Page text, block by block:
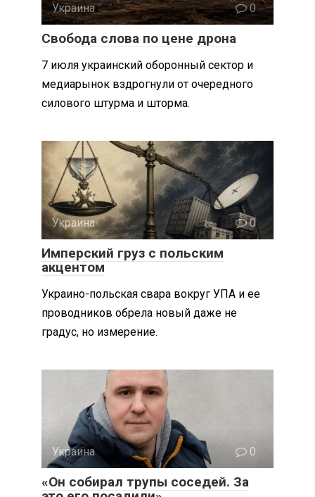
Украина 0
Свобода слова по цене дрона
7 июля украинский оборонный сектор и
медиарынок вздрогнули от очередного
силового штурма и шторма.
Украина 0
Имперский груз с польским
акцентом
Украино-польская свара вокруг УПА и ее
проводников обрела новый даже не
градус, но измерение.
Украина 0
«Он собирал трупы соседей. За